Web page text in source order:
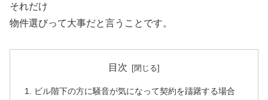
それだけ
物件選びって大事だと言うことです。
目次
ビル階下の方に騒音が気になって契約を躊躇する場合